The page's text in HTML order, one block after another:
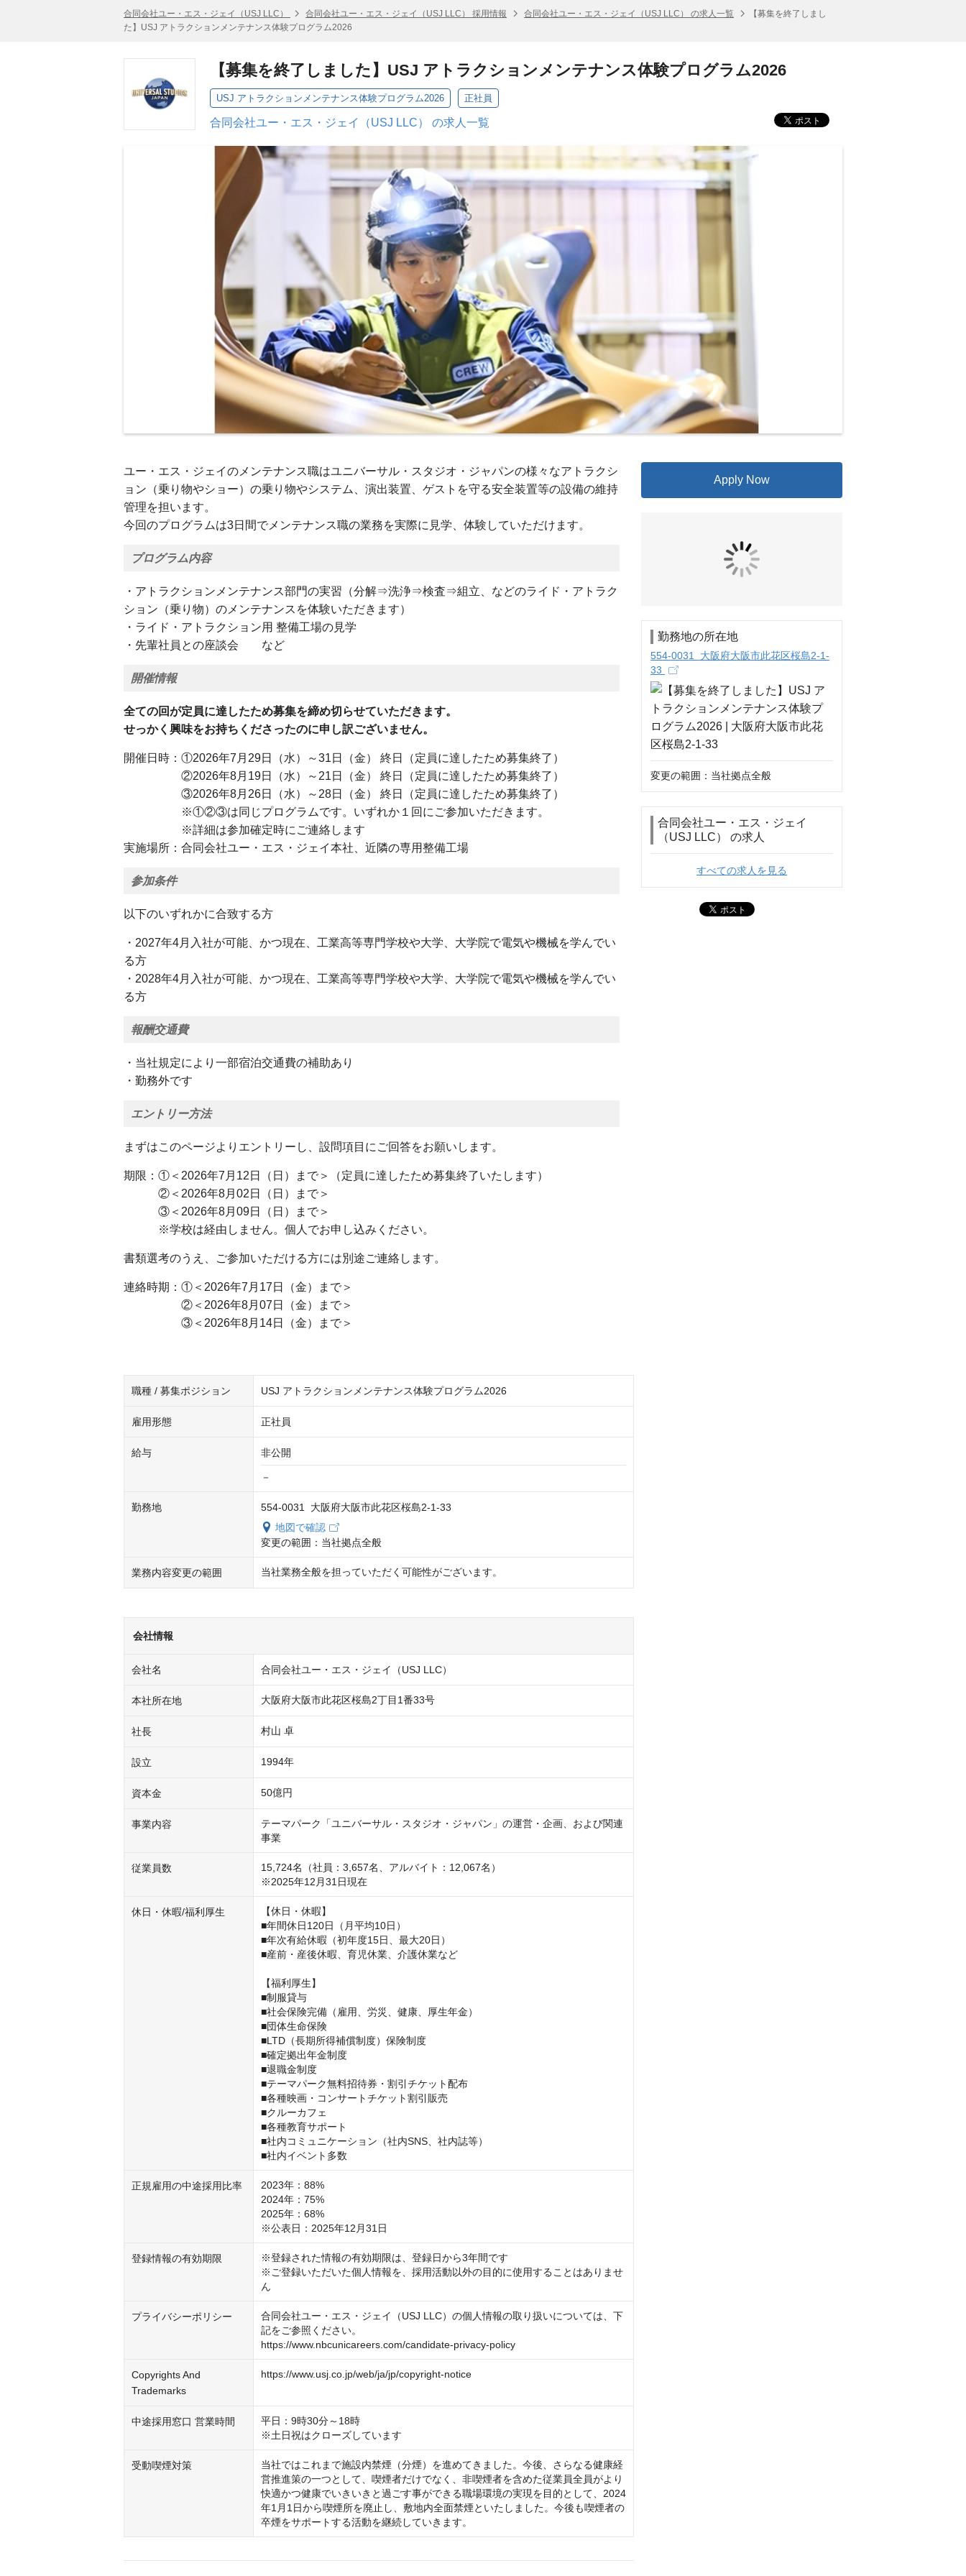
合同会社ユー・エス・ジェイ（USJ LLC） 合同会社ユー・エス・ジェイ（USJ LLC） 採用情報 合同会社ユー・エス・ジェイ（USJ LLC） の求人一覧
【募集を終了しまし
た】USJ アトラクションメンテナンス体験プログラム2026
【募集を終了しました】USJ アトラクションメンテナンス体験プログラム2026
USJ アトラクションメンテナンス体験プログラム2026 正社員
合同会社ユー・エス・ジェイ（USJ LLC） の求人一覧
ユー・エス・ジェイのメンテナンス職はユニバーサル・スタジオ・ジャパンの様々なアトラクシ
ョン（乗り物やショー）の乗り物やシステム、演出装置、ゲストを守る安全装置等の設備の維持
管理を担います。
今回のプログラムは3日間でメンテナンス職の業務を実際に見学、体験していただけます。
プログラム内容
・アトラクションメンテナンス部門の実習（分解⇒洗浄⇒検査⇒組立、などのライド・アトラク
ション（乗り物）のメンテナンスを体験いただきます）
・ライド・アトラクション用 整備工場の見学
・先輩社員との座談会 など
開催情報
全ての回が定員に達したため募集を締め切らせていただきます。
せっかく興味をお持ちくださったのに申し訳ございません。
開催日時：①2026年7月29日（水）～31日（金） 終日（定員に達したため募集終了）
②2026年8月19日（水）～21日（金） 終日（定員に達したため募集終了）
③2026年8月26日（水）～28日（金） 終日（定員に達したため募集終了）
※①②③は同じプログラムです。いずれか１回にご参加いただきます。
※詳細は参加確定時にご連絡します
実施場所：合同会社ユー・エス・ジェイ本社、近隣の専用整備工場
参加条件
以下のいずれかに合致する方
・2027年4月入社が可能、かつ現在、工業高等専門学校や大学、大学院で電気や機械を学んでい
る方
・2028年4月入社が可能、かつ現在、工業高等専門学校や大学、大学院で電気や機械を学んでい
る方
報酬交通費
・当社規定により一部宿泊交通費の補助あり
・勤務外です
エントリー方法
まずはこのページよりエントリーし、設問項目にご回答をお願いします。
期限：①＜2026年7月12日（日）まで＞（定員に達したため募集終了いたします）
②＜2026年8月02日（日）まで＞
③＜2026年8月09日（日）まで＞
※学校は経由しません。個人でお申し込みください。
書類選考のうえ、ご参加いただける方には別途ご連絡します。
連絡時期：①＜2026年7月17日（金）まで＞
②＜2026年8月07日（金）まで＞
③＜2026年8月14日（金）まで＞
職種 / 募集ポジション USJ アトラクションメンテナンス体験プログラム2026
雇用形態 正社員
給与 非公開
－
勤務地
554-0031 大阪府大阪市此花区桜島2-1-33
地図で確認
変更の範囲：当社拠点全般
業務内容変更の範囲 当社業務全般を担っていただく可能性がございます。
会社情報
会社名 合同会社ユー・エス・ジェイ（USJ LLC）
本社所在地 大阪府大阪市此花区桜島2丁目1番33号
社長 村山 卓
設立 1994年
資本金 50億円
事業内容
テーマパーク「ユニバーサル・スタジオ・ジャパン」の運営・企画、および関連
事業
従業員数
15,724名（社員：3,657名、アルバイト：12,067名）
※2025年12月31日現在
休日・休暇/福利厚生
【休日・休暇】
■年間休日120日（月平均10日）
■年次有給休暇（初年度15日、最大20日）
■産前・産後休暇、育児休業、介護休業など
【福利厚生】
■制服貸与
■社会保険完備（雇用、労災、健康、厚生年金）
■団体生命保険
■LTD（長期所得補償制度）保険制度
■確定拠出年金制度
■退職金制度
■テーマパーク無料招待券・割引チケット配布
■各種映画・コンサートチケット割引販売
■クルーカフェ
■各種教育サポート
■社内コミュニケーション（社内SNS、社内誌等）
■社内イベント多数
正規雇用の中途採用比率
2023年：88%
2024年：75%
2025年：68%
※公表日：2025年12月31日
登録情報の有効期限
※登録された情報の有効期限は、登録日から3年間です
※ご登録いただいた個人情報を、採用活動以外の目的に使用することはありませ
ん
プライバシーポリシー
合同会社ユー・エス・ジェイ（USJ LLC）の個人情報の取り扱いについては、下
記をご参照ください。
https://www.nbcunicareers.com/candidate-privacy-policy
Copyrights And
Trademarks
https://www.usj.co.jp/web/ja/jp/copyright-notice
中途採用窓口 営業時間
平日：9時30分～18時
※土日祝はクローズしています
受動喫煙対策
当社ではこれまで施設内禁煙（分煙）を進めてきました。今後、さらなる健康経
営推進策の一つとして、喫煙者だけでなく、非喫煙者を含めた従業員全員がより
快適かつ健康でいきいきと過ごす事ができる職場環境の実現を目的として、2024
年1月1日から喫煙所を廃止し、敷地内全面禁煙といたしました。今後も喫煙者の
卒煙をサポートする活動を継続していきます。
Apply Now
勤務地の所在地
554-0031 大阪府大阪市此花区桜島2-1-
33
変更の範囲：当社拠点全般
合同会社ユー・エス・ジェイ
（USJ LLC） の求人
すべての求人を見る